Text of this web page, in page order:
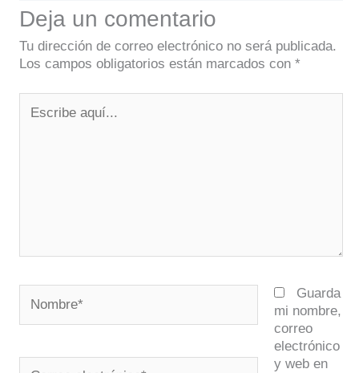
Deja un comentario
Tu dirección de correo electrónico no será publicada.
Los campos obligatorios están marcados con *
aquí...
Guarda
mi nombre,
correo
electrónico
y web en